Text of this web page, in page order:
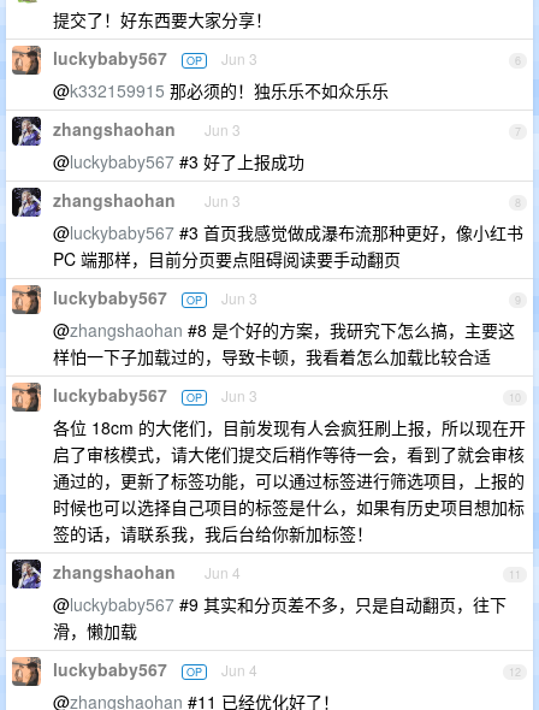
提交了！好东西要大家分享！
6
luckybaby567 OP Jun 3
@k332159915 那必须的！独乐乐不如众乐乐
7
zhangshaohan Jun 3
@luckybaby567 #3 好了上报成功
8
zhangshaohan Jun 3
@luckybaby567 #3 首页我感觉做成瀑布流那种更好，像小红书
PC 端那样，目前分页要点阻碍阅读要手动翻页
9
luckybaby567 OP Jun 3
@zhangshaohan #8 是个好的方案，我研究下怎么搞，主要这
样怕一下子加载过的，导致卡顿，我看着怎么加载比较合适
10
luckybaby567 OP Jun 3
各位 18cm 的大佬们，目前发现有人会疯狂刷上报，所以现在开
启了审核模式，请大佬们提交后稍作等待一会，看到了就会审核
通过的，更新了标签功能，可以通过标签进行筛选项目，上报的
时候也可以选择自己项目的标签是什么，如果有历史项目想加标
签的话，请联系我，我后台给你新加标签！
11
zhangshaohan Jun 4
@luckybaby567 #9 其实和分页差不多，只是自动翻页，往下
滑，懒加载
12
luckybaby567 OP Jun 4
@zhangshaohan #11 已经优化好了！